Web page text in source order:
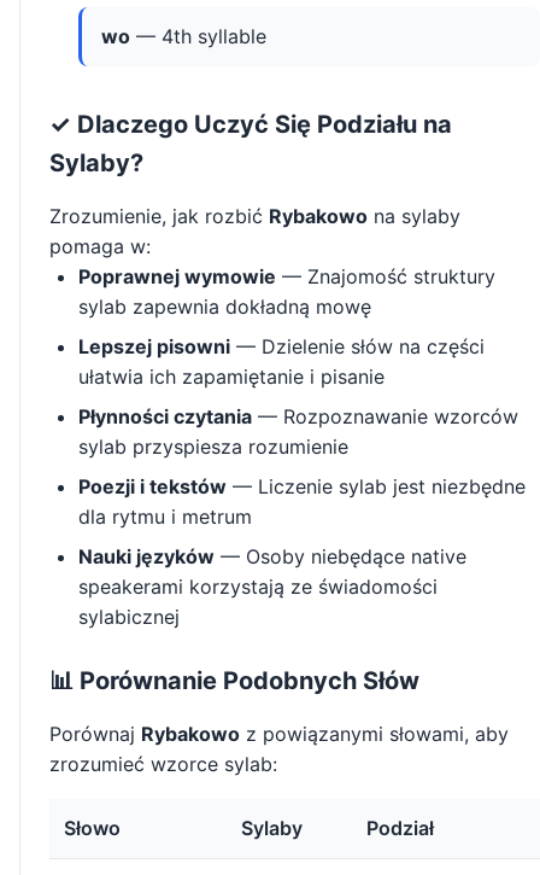
wo — 4th syllable
✓ Dlaczego Uczyć Się Podziału na
Sylaby?
Zrozumienie, jak rozbić Rybakowo na sylaby
pomaga w:
Poprawnej wymowie — Znajomość struktury
sylab zapewnia dokładną mowę
Lepszej pisowni — Dzielenie słów na części
ułatwia ich zapamiętanie i pisanie
Płynności czytania — Rozpoznawanie wzorców
sylab przyspiesza rozumienie
Poezji i tekstów — Liczenie sylab jest niezbędne
dla rytmu i metrum
Nauki języków — Osoby niebędące native
speakerami korzystają ze świadomości
sylabicznej
📊 Porównanie Podobnych Słów
Porównaj Rybakowo z powiązanymi słowami, aby
zrozumieć wzorce sylab:
Słowo Sylaby Podział